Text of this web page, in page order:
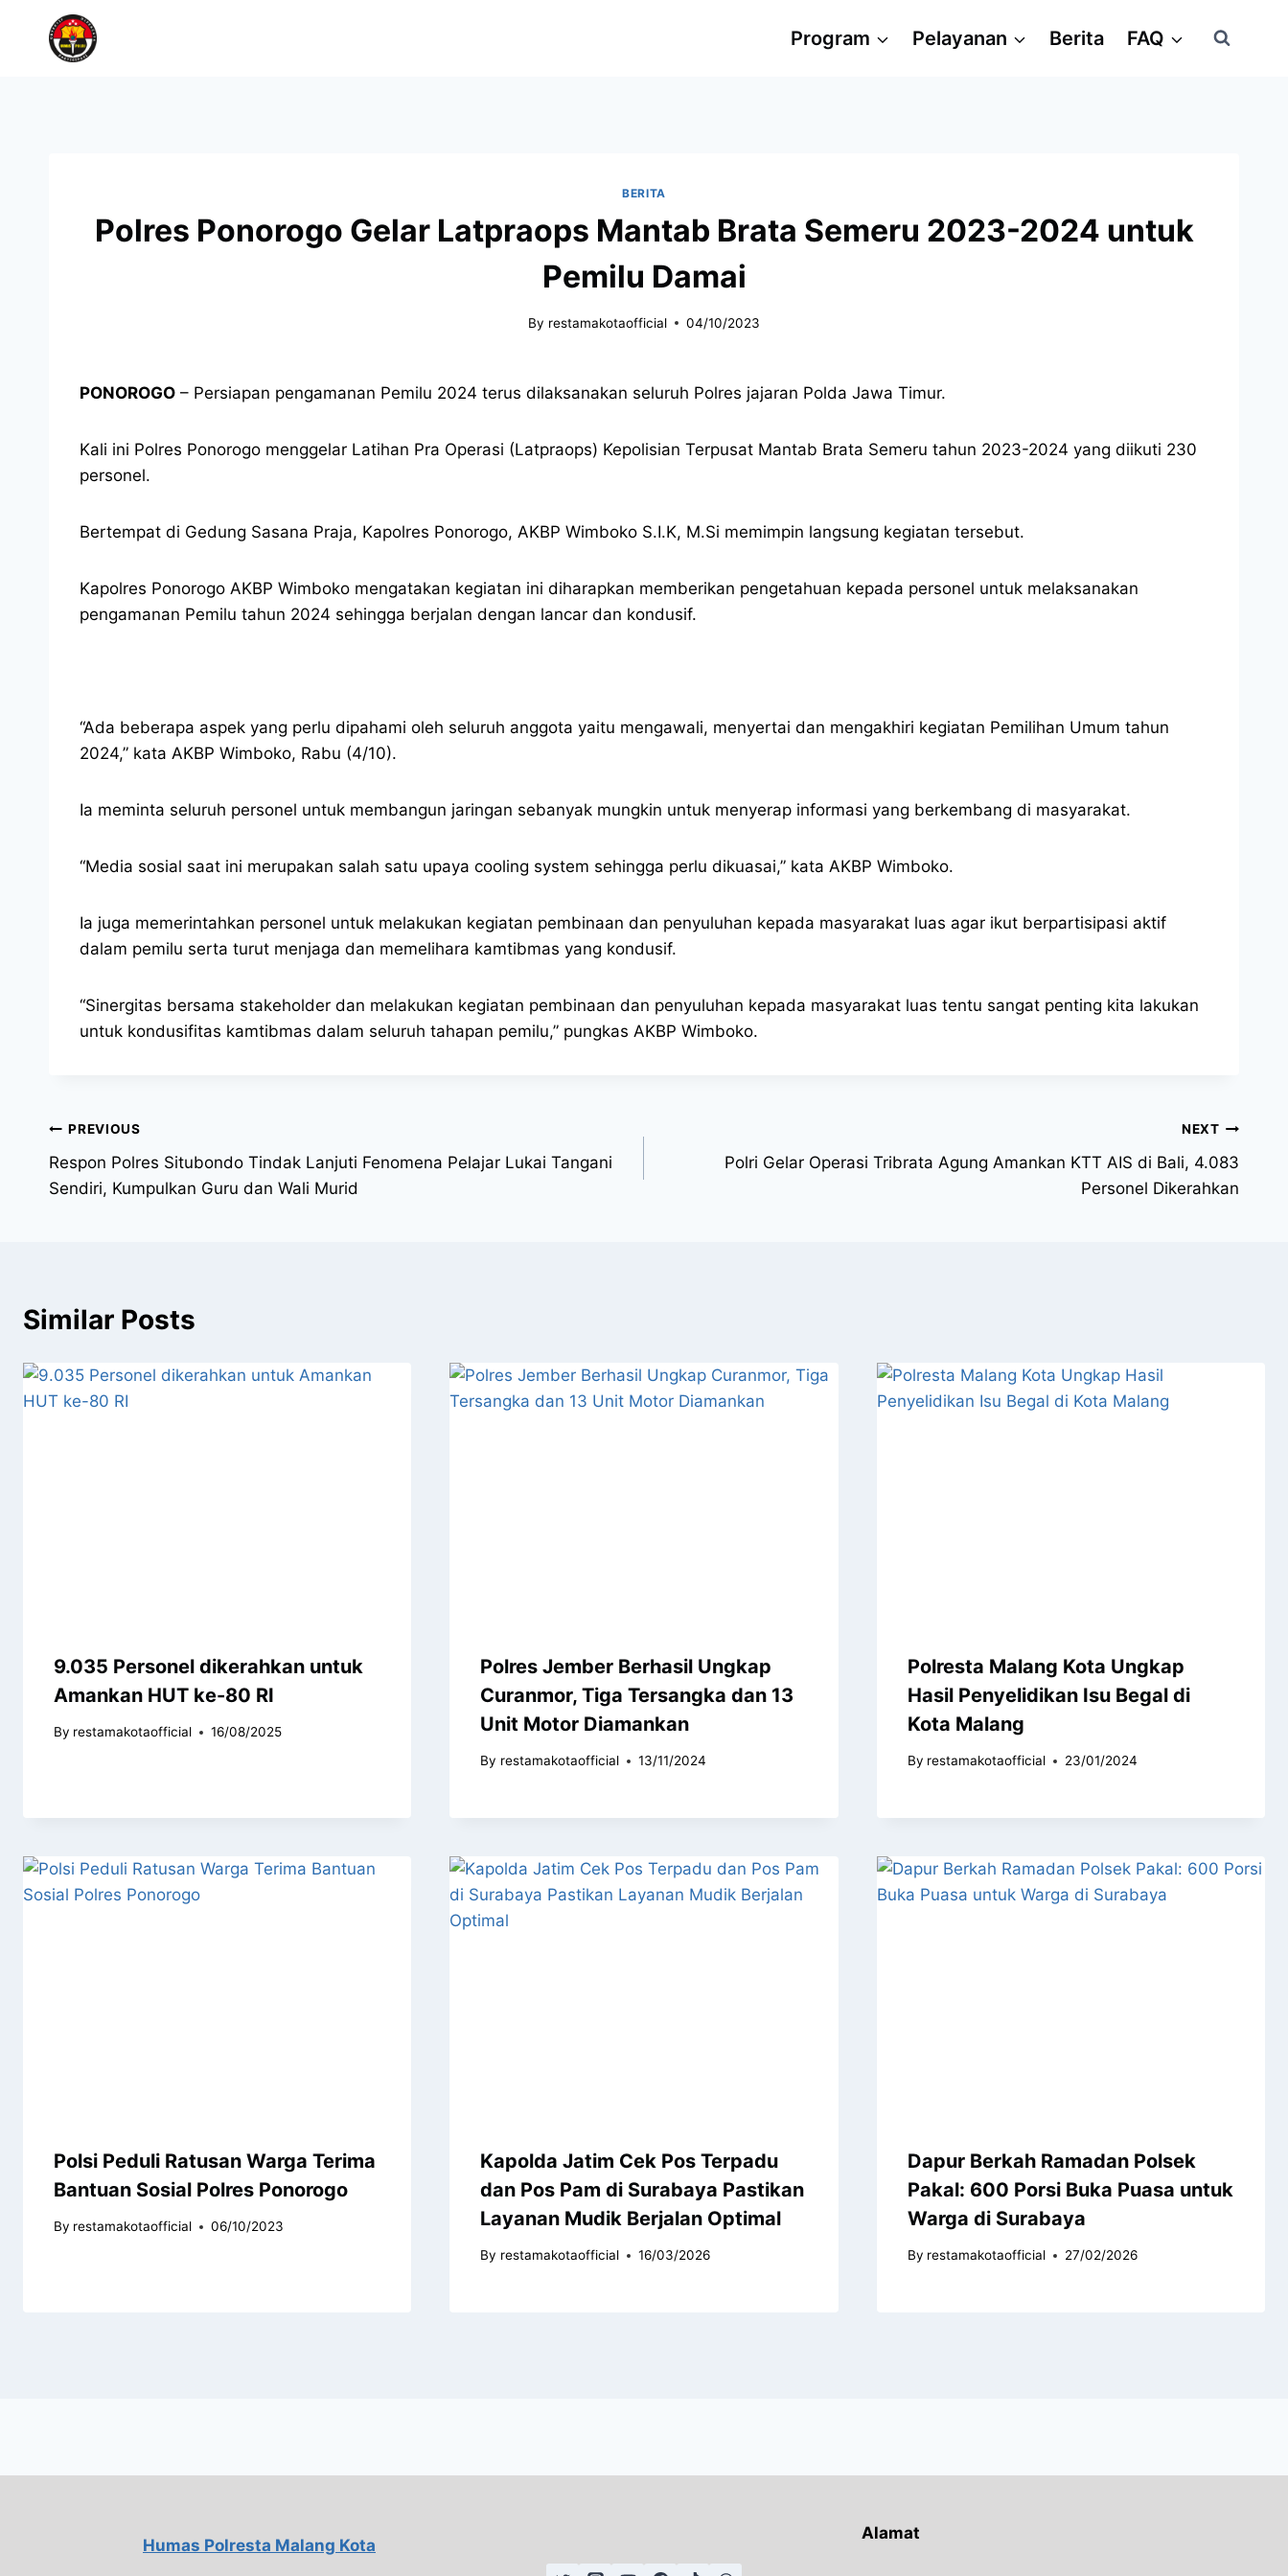
Program Pelayanan Berita FAQ
BERITA
Polres Ponorogo Gelar Latpraops Mantab Brata Semeru 2023-2024 untuk
Pemilu Damai
By restamakotaofficial 04/10/2023
PONOROGO – Persiapan pengamanan Pemilu 2024 terus dilaksanakan seluruh Polres jajaran Polda Jawa Timur.
Kali ini Polres Ponorogo menggelar Latihan Pra Operasi (Latpraops) Kepolisian Terpusat Mantab Brata Semeru tahun 2023-2024 yang diikuti 230
personel.
Bertempat di Gedung Sasana Praja, Kapolres Ponorogo, AKBP Wimboko S.I.K, M.Si memimpin langsung kegiatan tersebut.
Kapolres Ponorogo AKBP Wimboko mengatakan kegiatan ini diharapkan memberikan pengetahuan kepada personel untuk melaksanakan
pengamanan Pemilu tahun 2024 sehingga berjalan dengan lancar dan kondusif.
“Ada beberapa aspek yang perlu dipahami oleh seluruh anggota yaitu mengawali, menyertai dan mengakhiri kegiatan Pemilihan Umum tahun
2024,” kata AKBP Wimboko, Rabu (4/10).
Ia meminta seluruh personel untuk membangun jaringan sebanyak mungkin untuk menyerap informasi yang berkembang di masyarakat.
“Media sosial saat ini merupakan salah satu upaya cooling system sehingga perlu dikuasai,” kata AKBP Wimboko.
Ia juga memerintahkan personel untuk melakukan kegiatan pembinaan dan penyuluhan kepada masyarakat luas agar ikut berpartisipasi aktif
dalam pemilu serta turut menjaga dan memelihara kamtibmas yang kondusif.
“Sinergitas bersama stakeholder dan melakukan kegiatan pembinaan dan penyuluhan kepada masyarakat luas tentu sangat penting kita lakukan
untuk kondusifitas kamtibmas dalam seluruh tahapan pemilu,” pungkas AKBP Wimboko.
PREVIOUS
Respon Polres Situbondo Tindak Lanjuti Fenomena Pelajar Lukai Tangani
Sendiri, Kumpulkan Guru dan Wali Murid
NEXT
Polri Gelar Operasi Tribrata Agung Amankan KTT AIS di Bali, 4.083
Personel Dikerahkan
Similar Posts
9.035 Personel dikerahkan untuk
Amankan HUT ke-80 RI
By restamakotaofficial 16/08/2025
Polres Jember Berhasil Ungkap
Curanmor, Tiga Tersangka dan 13
Unit Motor Diamankan
By restamakotaofficial 13/11/2024
Polresta Malang Kota Ungkap
Hasil Penyelidikan Isu Begal di
Kota Malang
By restamakotaofficial 23/01/2024
Polsi Peduli Ratusan Warga Terima
Bantuan Sosial Polres Ponorogo
By restamakotaofficial 06/10/2023
Kapolda Jatim Cek Pos Terpadu
dan Pos Pam di Surabaya Pastikan
Layanan Mudik Berjalan Optimal
By restamakotaofficial 16/03/2026
Dapur Berkah Ramadan Polsek
Pakal: 600 Porsi Buka Puasa untuk
Warga di Surabaya
By restamakotaofficial 27/02/2026
Humas Polresta Malang Kota
Alamat